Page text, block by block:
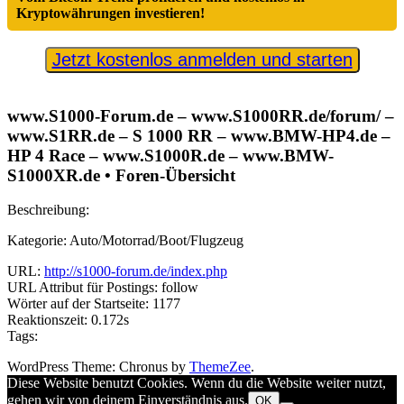
Kryptowährungen investieren!
Jetzt kostenlos anmelden und starten
www.S1000-Forum.de – www.S1000RR.de/forum/ –
www.S1RR.de – S 1000 RR – www.BMW-HP4.de –
HP 4 Race – www.S1000R.de – www.BMW-
S1000XR.de • Foren-Übersicht
Beschreibung:
Kategorie: Auto/Motorrad/Boot/Flugzeug
URL: http://s1000-forum.de/index.php
URL Attribut für Postings: follow
Wörter auf der Startseite: 1177
Reaktionszeit: 0.172s
Tags:
WordPress Theme: Chronus by ThemeZee.
Diese Website benutzt Cookies. Wenn du die Website weiter nutzt,
gehen wir von deinem Einverständnis aus. OK